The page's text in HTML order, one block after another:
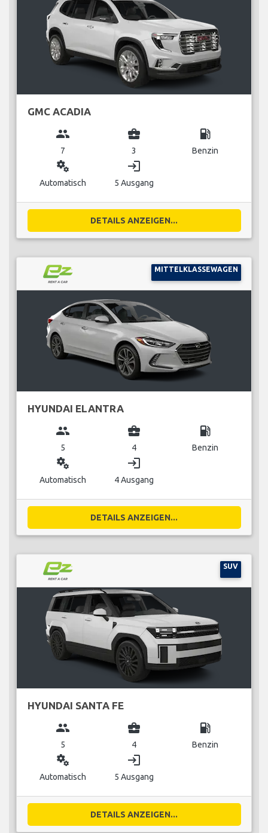
GMC ACADIA
group
7
business_center
3
local_gas_station
Benzin
miscellaneous_services
Automatisch
login
5 Ausgang
DETAILS ANZEIGEN...
MITTELKLASSEWAGEN
HYUNDAI ELANTRA
group
5
business_center
4
local_gas_station
Benzin
miscellaneous_services
Automatisch
login
4 Ausgang
DETAILS ANZEIGEN...
SUV
HYUNDAI SANTA FE
group
5
business_center
4
local_gas_station
Benzin
miscellaneous_services
Automatisch
login
5 Ausgang
DETAILS ANZEIGEN...